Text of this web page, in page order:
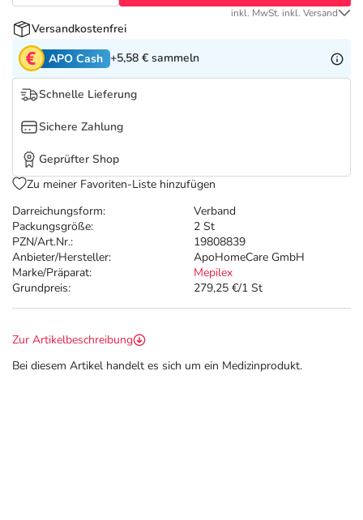
Tierapotheke
Vitamine & Mineralstoffe
Salus Deals
Darreichungsform:
Verband
Packungsgröße:
2 St
PZN/Art.Nr.:
19808839
Anbieter/Hersteller:
ApoHomeCare GmbH
Marke/Präparat:
Mepilex
Grundpreis:
279,25 €/1 St
inkl. MwSt. inkl. Versand
Versandkostenfrei
APO Cash +5,58 € sammeln
Schnelle Lieferung
Sichere Zahlung
Geprüfter Shop
Zu meiner Favoriten-Liste hinzufügen
Zur Artikelbeschreibung
Bei diesem Artikel handelt es sich um ein Medizinprodukt.